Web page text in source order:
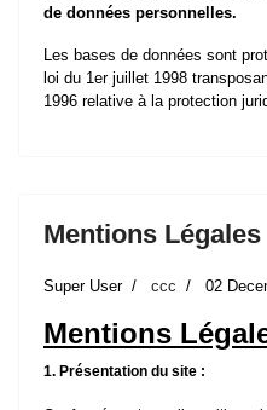
de données personnelles.
Les bases de données sont
loi du 1er juillet 1998
1996 relative à la protection
Mentions Légales
Super User ccc 02
Mentions
1. Présentation du site :